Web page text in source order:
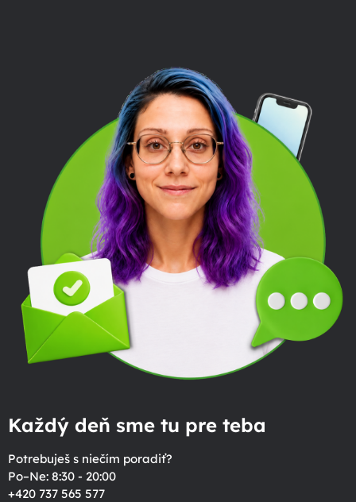
Každý deň sme tu pre teba
Potrebuješ s niečím poradiť?
Po–Ne: 8:30 - 20:00
+420 737 565 577